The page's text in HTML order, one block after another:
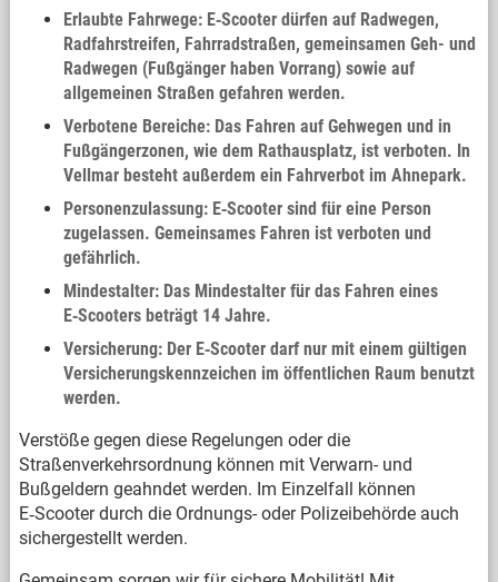
Erlaubte Fahrwege: E‑Scooter dürfen auf Radwegen,
Radfahrstreifen, Fahrradstraßen, gemeinsamen Geh- und
Radwegen (Fußgänger haben Vorrang) sowie auf
allgemeinen Straßen gefahren werden.
Verbotene Bereiche: Das Fahren auf Gehwegen und in
Fußgängerzonen, wie dem Rathausplatz, ist verboten. In
Vellmar besteht außerdem ein Fahrverbot im Ahnepark.
Personenzulassung: E‑Scooter sind für eine Person
zugelassen. Gemeinsames Fahren ist verboten und
gefährlich.
Mindestalter: Das Mindestalter für das Fahren eines
E‑Scooters beträgt 14 Jahre.
Versicherung: Der E‑Scooter darf nur mit einem gültigen
Versicherungskennzeichen im öffentlichen Raum benutzt
werden.
Verstöße gegen diese Regelungen oder die
Straßenverkehrsordnung können mit Verwarn- und
Bußgeldern geahndet werden. Im Einzelfall können
E‑Scooter durch die Ordnungs- oder Polizeibehörde auch
sichergestellt werden.